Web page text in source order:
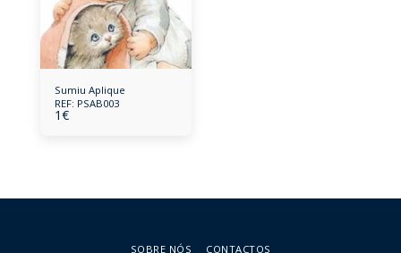
Sumiu Aplique
REF: PSAB003
1€
SOBRE NÓS CONTACTOS